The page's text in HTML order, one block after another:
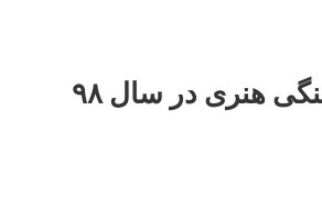
اطلاعیه جدید وزارت فرهنگ و ارشاد اسلامی؛ مجوزهای فرهنگی هنری در سال ۹۸